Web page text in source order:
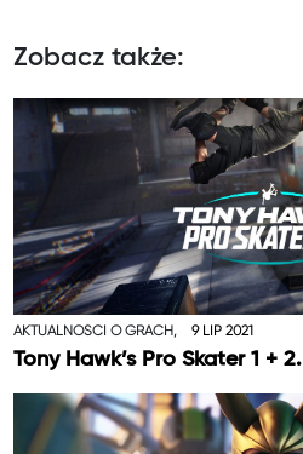
Zobacz także:
AKTUALNOŚCI O GRACH, 9 LIP 2021
Tony Hawk’s Pro Skater 1 +